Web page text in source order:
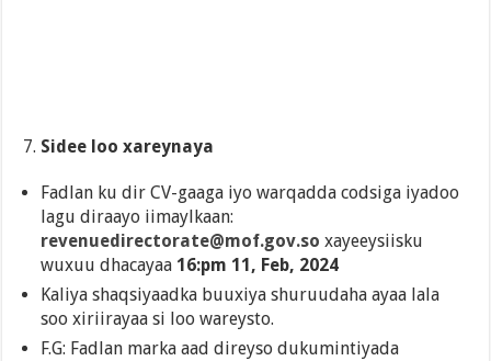
Sidee loo xareynaya
Fadlan ku dir CV-gaaga iyo warqadda codsiga iyadoo
lagu diraayo iimaylkaan:
revenuedirectorate@mof.gov.so xayeeysiisku
wuxuu dhacayaa 16:pm 11, Feb, 2024
Kaliya shaqsiyaadka buuxiya shuruudaha ayaa lala
soo xiriirayaa si loo wareysto.
F.G: Fadlan marka aad direyso dukumintiyada